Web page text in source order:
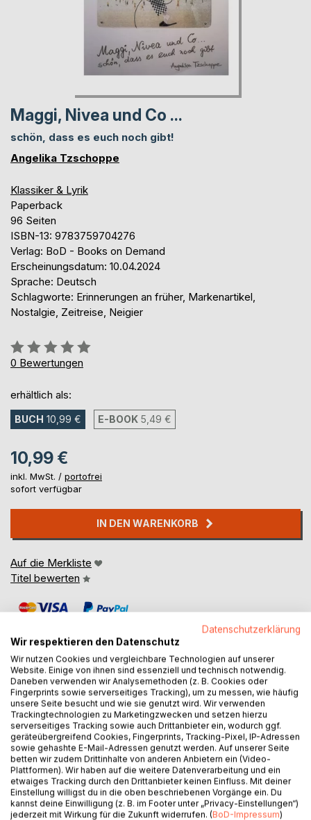
Maggi, Nivea und Co ...
schön, dass es euch noch gibt!
Angelika Tzschoppe
Klassiker & Lyrik
Paperback
96 Seiten
ISBN-13: 9783759704276
Verlag: BoD - Books on Demand
Erscheinungsdatum: 10.04.2024
Sprache: Deutsch
Schlagworte: Erinnerungen an früher, Markenartikel,
Nostalgie, Zeitreise, Neigier
Bewertung::
0%
0 Bewertungen
erhältlich als:
BUCH 10,99 € E-BOOK 5,49 €
10,99 €
inkl. MwSt. / portofrei
sofort verfügbar
IN DEN WARENKORB
Auf die Merkliste
Titel bewerten
BESCHREIBUNG
Unter den vielen Artikeln, die wir zum täglichen Leben
brauchen, verschwinden manche nach kurzer Zeit vom
Markt. Es gibt aber auch Artikel, die dem Zeitgeist trotzen.
Sie bleiben einfach da, verändern kaum ihr Aussehen und
haben hohen Wiedererkennungswert. Man nennt sie
Markenartikel. Besonders die ältere Generation freut sich
darüber, ist sie doch mit ihnen aufgewachsen. In der
Datenschutzerklärung
Wir respektieren den Datenschutz
Wir nutzen Cookies und vergleichbare Technologien auf unserer
Website. Einige von ihnen sind essenziell und technisch notwendig.
Daneben verwenden wir Analysemethoden (z. B. Cookies oder
Fingerprints sowie serverseitiges Tracking), um zu messen, wie häufig
unsere Seite besucht und wie sie genutzt wird. Wir verwenden
Trackingtechnologien zu Marketingzwecken und setzen hierzu
serverseitiges Tracking sowie auch Drittanbieter ein, wodurch ggf.
geräteübergreifend Cookies, Fingerprints, Tracking-Pixel, IP-Adressen
sowie gehashte E-Mail-Adressen genutzt werden. Auf unserer Seite
betten wir zudem Drittinhalte von anderen Anbietern ein (Video-
Plattformen). Wir haben auf die weitere Datenverarbeitung und ein
etwaiges Tracking durch den Drittanbieter keinen Einfluss. Mit deiner
Einstellung willigst du in die oben beschriebenen Vorgänge ein. Du
kannst deine Einwilligung (z. B. im Footer unter „Privacy-Einstellungen“)
jederzeit mit Wirkung für die Zukunft widerrufen. (BoD-Impressum)